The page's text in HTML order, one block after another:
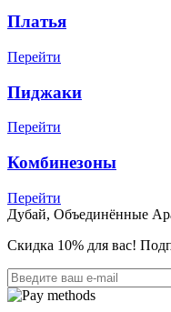
Платья
Перейти
Пиджаки
Перейти
Комбинезоны
Перейти
Дубай, Объединённые
Cкидка 10% для вас!